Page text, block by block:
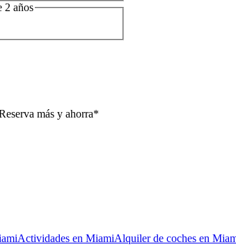
2 años
más y ahorra*
Actividades en MiamiAlquiler de coches en